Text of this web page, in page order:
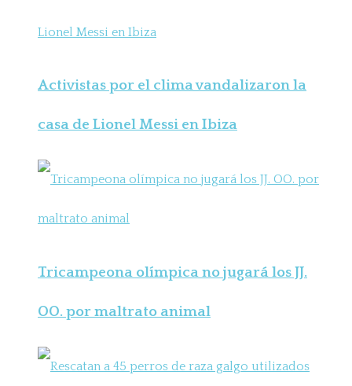
Activistas por el clima vandalizaron la
casa de Lionel Messi en Ibiza
Tricampeona olímpica no jugará los JJ.
OO. por maltrato animal